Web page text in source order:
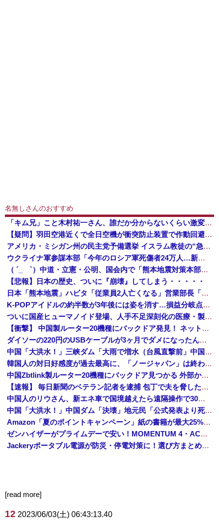
名無しさんのおすすめ
「キム兄」こと木村祐一さん、誰だか分からないくらい激変してしまう・・・
【疑問】羽田空港近くで全日空機が衝突防止装置で作動回避。これで「ニアミスではない」ってマジ？
アメリカ・ミシガン州の民主党予備選挙 イスラム教徒の“急進左派”候補が勝利確実に⋯トランプ氏は批判
ウクライナ軍参謀本部「今年のロシア軍死傷者24万人…新規兵力の募集規模を上回る」！
（ ´_ゝ`）中道・立憲・公明、国会内で「熊本地震対策本部会議」各省庁からヒアリング・現地から意見聴取「パーティション、人手、宿泊施設の不足や、...
【悲報】日本の歴史、ついに『崩壊』してしまう・・・・・
日本「熊本地震」ハビタ「従業員2人亡くなる」営業部長「イオンのスタッフに制止されなかった」日本「部長が連絡後の店員行動を証言（謎」イオン「再入館可能の事実ない」→
K-POPアイドルの約半数が3年後には姿を消す…損益分岐点突破は4％未満
ついに国産ヒューマノイド登場、人手不足深刻化の医療・製造現場などでの活用想定！
【衝撃】 中国製ルーター20機種にバックドア発見！ ネットに繋ぐだけで35秒ごとに中国のサーバーと通信
ダイソーの220円のUSBケーブルが3ヶ月でダメになったんやが
中国「大洪水！」三峡ダム「大雨で増水（台風直撃前」中国ダム「緊急放流！」中国鉄道「列車が走行中に流される」中国避難所「支援物資は有料です」謎の勢力「え」→
韓国人の対日好感度が過去最高に、「ノージャパン」は終わった？＝ネット「中国より100倍いい」
中国Zbtlink製ルーター20機種にバックドア見つかる 外部から完全制御のおそれ
【速報】 毎日新聞のベテラン記者を逮捕 包丁で夫を脅した容疑
中国人のリウさん、新エネ車で国境越えたら遠隔操作で30時間ロックされる！
中国「大洪水！」中国ダム「決壊」地元民「公式発表より死者多い！」中国政府「住民拘束！（安否不明」中国当局「救助隊動画も削除」台風13号「三峡ダム接近中」→
Amazon「夏のポイントキャンペーン」紙の書籍が最大25%ポイント還元 対象と条件を整理（2026年7月）
ゼンハイザーがプライムデーで安い！MOMENTUM 4・ACCENTUMなど対象モデルまとめ！
Jackeryポータブル電源が防災・停電対策に！選び方まとめ【プライムデー最終日】
[read more]
12 2023/06/03(土) 06:43:13.40